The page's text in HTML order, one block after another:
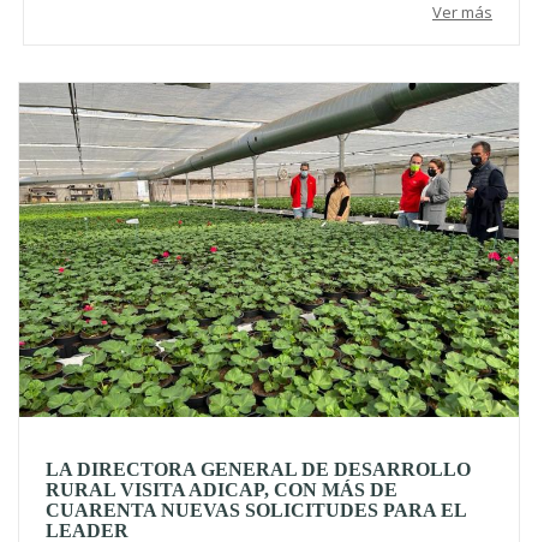
Ver más
LA DIRECTORA GENERAL DE DESARROLLO
RURAL VISITA ADICAP, CON MÁS DE
CUARENTA NUEVAS SOLICITUDES PARA EL
LEADER